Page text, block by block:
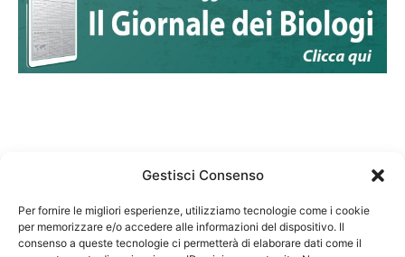
Gestisci Consenso
Per fornire le migliori esperienze, utilizziamo tecnologie come i cookie
per memorizzare e/o accedere alle informazioni del dispositivo. Il
consenso a queste tecnologie ci permetterà di elaborare dati come il
Federazione Nazionale Degli Ordini dei Biologi: